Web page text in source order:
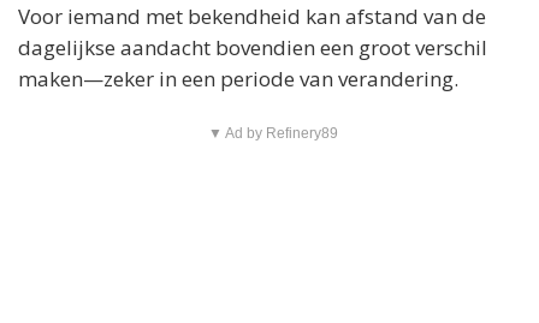
Voor iemand met bekendheid kan afstand van de
dagelijkse aandacht bovendien een groot verschil
maken—zeker in een periode van verandering.
▼ Ad by Refinery89